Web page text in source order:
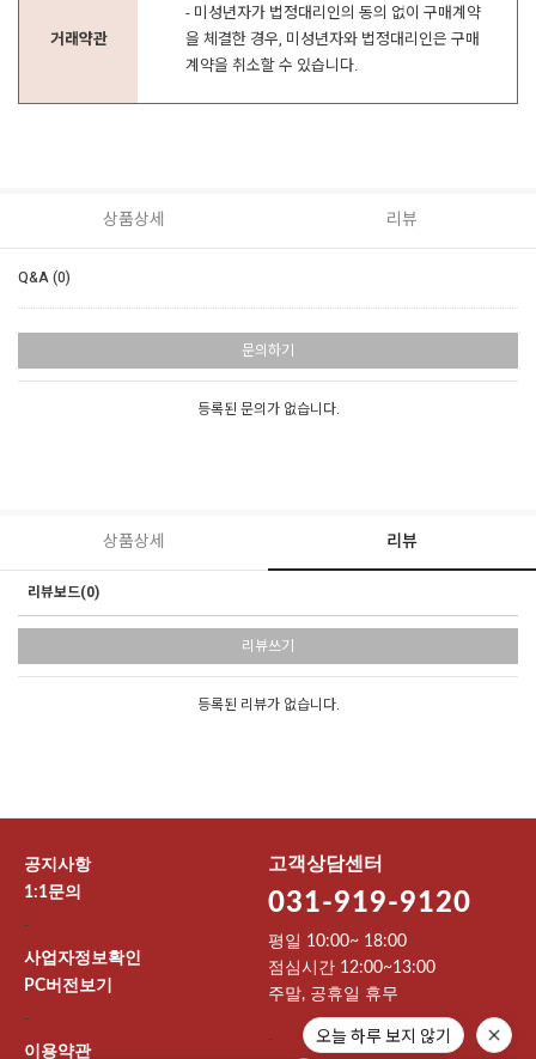
거래약관
- 미성년자가 법정대리인의 동의 없이 구매계약
을 체결한 경우, 미성년자와 법정대리인은 구매
계약을 취소할 수 있습니다.
상품상세 리뷰
Q&A (0)
문의하기
등록된 문의가 없습니다.
상품상세 리뷰
리뷰보드(0)
리뷰쓰기
등록된 리뷰가 없습니다.
공지사항
1:1문의
-
사업자정보확인
PC버전보기
-
이용약관
고객상담센터
031-919-9120
평일 10:00~ 18:00
점심시간 12:00~13:00
주말, 공휴일 휴무
- 오늘 하루 보지 않기